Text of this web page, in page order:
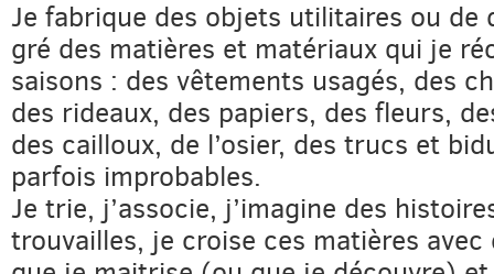
Je fabrique des objets utilitaires ou de
gré des matières et matériaux qui je
saisons : des vêtements usagés, des
des rideaux, des papiers, des fleurs,
des cailloux, de l’osier, des trucs et
parfois improbables.
Je trie, j’associe, j’imagine des
trouvailles, je croise ces matières avec